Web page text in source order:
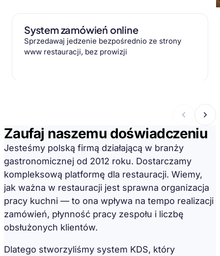
System zamówień online
Sprzedawaj jedzenie bezpośrednio ze strony
www restauracji, bez prowizji
Zaufaj naszemu doświadczeniu
Jesteśmy polską firmą działającą w branży
gastronomicznej od 2012 roku. Dostarczamy
kompleksową platformę dla restauracji. Wiemy,
jak ważna w restauracji jest sprawna organizacja
pracy kuchni — to ona wpływa na tempo realizacji
zamówień, płynność pracy zespołu i liczbę
obsłużonych klientów.
Dlatego stworzyliśmy system KDS, który